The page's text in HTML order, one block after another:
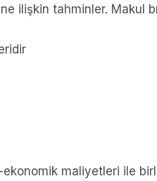
ilişkin tahminler. Makul
maliyetleri ile